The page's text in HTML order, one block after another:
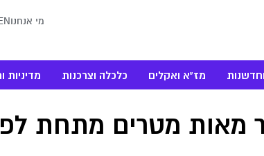
מי אנחנו
מז"א ואקלים כלכלה וצרכנות מדיניות
מטרים מתחת